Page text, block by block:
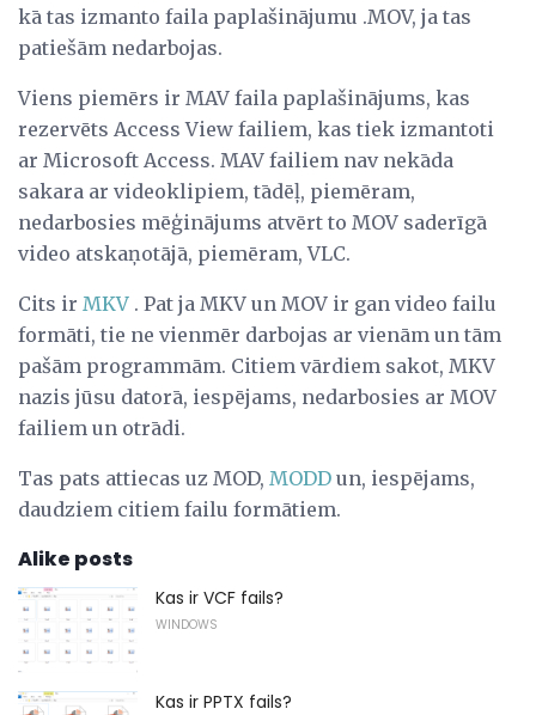
kā tas izmanto faila paplašinājumu .MOV, ja tas
patiešām nedarbojas.
Viens piemērs ir MAV faila paplašinājums, kas
rezervēts Access View failiem, kas tiek izmantoti
ar Microsoft Access. MAV failiem nav nekāda
sakara ar videoklipiem, tādēļ, piemēram,
nedarbosies mēģinājums atvērt to MOV saderīgā
video atskaņotājā, piemēram, VLC.
Cits ir MKV . Pat ja MKV un MOV ir gan video failu
formāti, tie ne vienmēr darbojas ar vienām un tām
pašām programmām. Citiem vārdiem sakot, MKV
nazis jūsu datorā, iespējams, nedarbosies ar MOV
failiem un otrādi.
Tas pats attiecas uz MOD, MODD un, iespējams,
daudziem citiem failu formātiem.
Alike posts
Kas ir VCF fails?
WINDOWS
Kas ir PPTX fails?